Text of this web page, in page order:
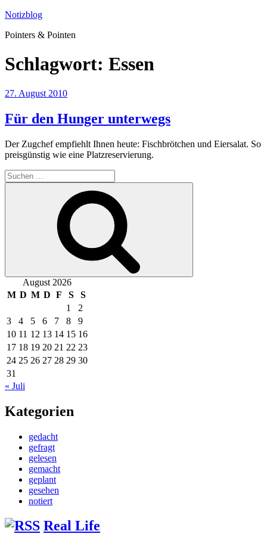
Zum
springen
Notizblog
Pointers & Pointen
Schlagwort: Essen
Veröffentlicht
27. August 2010
Für den Hunger unterwegs
Der Zugchef empfiehlt Ihnen heute: Fischbrötchen und Eiersalat. So
preisgünstig wie eine Platzreservierung.
Suchen
nach:
August 2026
M D M D F S
S
1
2
3
4 5 6 7 8
9
10 11 12 13 14 15 16
17 18 19 20 21 22 23
24 25 26 27 28 29 30
31
« Juli
Kategorien
gedacht
gefragt
gelesen
gemacht
geplant
gesehen
notiert
Real Life